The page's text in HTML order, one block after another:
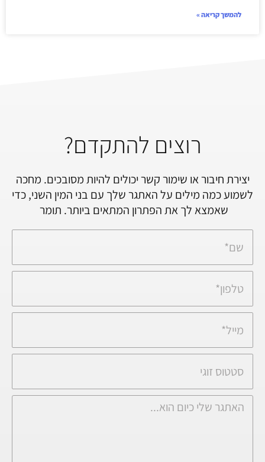
להמשך קריאה »
רוצים להתקדם?
יצירת חיבור או שימור קשר יכולים להיות מסובכים. מחכה
לשמוע כמה מילים על האתגר שלך עם בני המין השני, כדי
שאמצא לך את הפתרון המתאים ביותר. תומר